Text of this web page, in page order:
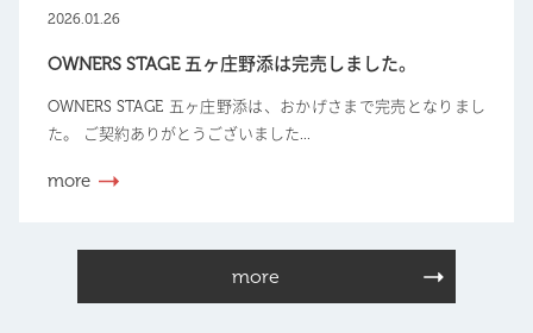
2026.01.26
OWNERS STAGE 五ヶ庄野添は完売しました。
OWNERS STAGE 五ヶ庄野添は、おかげさまで完売となりまし
た。 ご契約ありがとうございました...
more
more